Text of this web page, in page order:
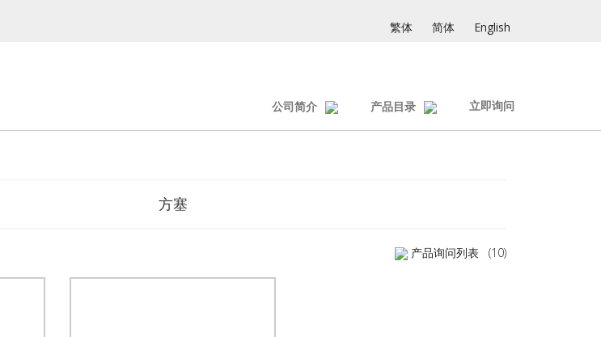
繁体 简体 English
公司简介 产品目录 立即询问
方塞
产品询问列表 (10)